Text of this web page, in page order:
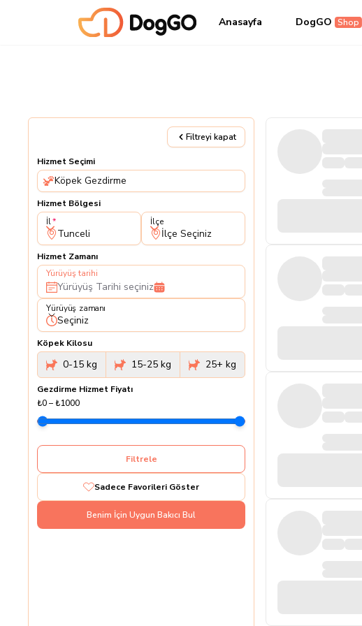
Anasayfa DogGO Shop
Filtreyi kapat
Hizmet Seçimi
Köpek Gezdirme
Hizmet Bölgesi
İl İl
Tunceli
İlçeİlçe
İlçe Seçiniz
Hizmet Zamanı
Yürüyüş tarihi
Yürüyüş Tarihi seçiniz
Yürüyüş zamanı
Yürüyüş zamanı
Seçiniz
Köpek Kilosu
0-15 kg 15-25 kg 25+ kg
Gezdirme Hizmet Fiyatı
₺0–₺1000
Filtrele
Sadece Favorileri Göster
Benim İçin Uygun Bakıcı Bul